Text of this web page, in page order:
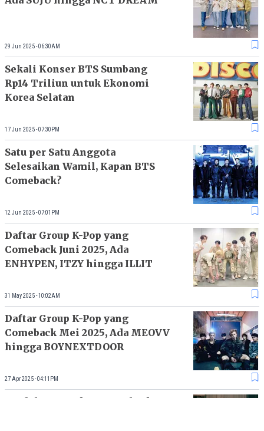
29 Jun 2025 - 06:30AM
Sekali Konser BTS Sumbang
Rp14 Triliun untuk Ekonomi
Korea Selatan
17 Jun 2025 - 07:30PM
Satu per Satu Anggota
Selesaikan Wamil, Kapan BTS
Comeback?
12 Jun 2025 - 07:01PM
Daftar Group K-Pop yang
Comeback Juni 2025, Ada
ENHYPEN, ITZY hingga ILLIT
31 May 2025 - 10:02AM
Daftar Group K-Pop yang
Comeback Mei 2025, Ada MEOVV
hingga BOYNEXTDOOR
27 Apr 2025 - 04:11PM
15 Idol K-Pop Akan Comeback